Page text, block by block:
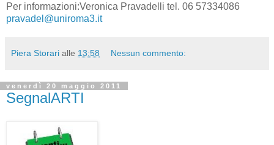
Per informazioni:Veronica Pravadelli tel. 06 57334086
pravadel@uniroma3.it
Piera Storari alle 13:58 Nessun commento:
venerdì 20 maggio 2011
SegnalARTI